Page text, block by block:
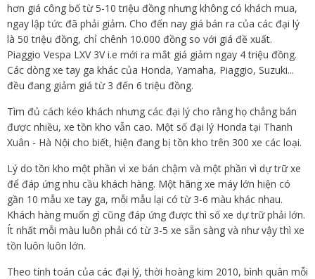
hơn giá công bố từ 5-10 triệu đồng nhưng không có khách mua,
ngay lập tức đã phải giảm. Cho đến nay giá bán ra của các đại lý
là 50 triệu đồng, chỉ chênh 10.000 đồng so với giá đề xuất.
Piaggio Vespa LXV 3V i.e mới ra mắt giá giảm ngay 4 triệu đồng.
Các dòng xe tay ga khác của Honda, Yamaha, Piaggio, Suzuki...
đều đang giảm giá từ 3 đến 6 triệu đồng.
Tìm đủ cách kéo khách nhưng các đại lý cho rằng họ chẳng bán
được nhiều, xe tồn kho vẫn cao. Một số đại lý Honda tại Thanh
Xuân - Hà Nội cho biết, hiện đang bị tồn kho trên 300 xe các loại.
Lý do tồn kho một phần vì xe bán chậm và một phần vì dự trữ xe
để đáp ứng nhu cầu khách hàng. Một hãng xe máy lớn hiện có
gần 10 mẫu xe tay ga, mỗi mẫu lại có từ 3-6 màu khác nhau.
Khách hàng muốn gì cũng đáp ứng được thì số xe dự trữ phải lớn.
Ít nhất mỗi màu luôn phải có từ 3-5 xe sẵn sàng và như vậy thì xe
tồn luôn luôn lớn.
Theo tính toán của các đại lý, thời hoàng kim 2010, bình quân mỗi